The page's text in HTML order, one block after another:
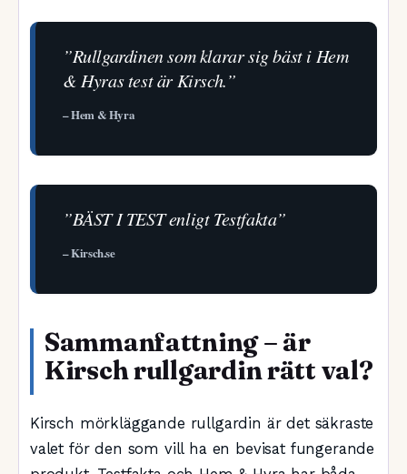
”Rullgardinen som klarar sig bäst i Hem
& Hyras test är Kirsch.”
– Hem & Hyra
”BÄST I TEST enligt Testfakta”
– Kirsch.se
Sammanfattning – är
Kirsch rullgardin rätt val?
Kirsch mörkläggande rullgardin är det säkraste
valet för den som vill ha en bevisat fungerande